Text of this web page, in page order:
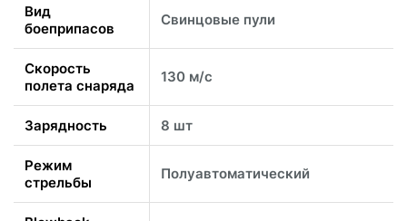
Вид
боеприпасов
Свинцовые пули
Скорость
полета снаряда
130 м/с
Зарядность 8 шт
Режим
стрельбы
Полуавтоматический